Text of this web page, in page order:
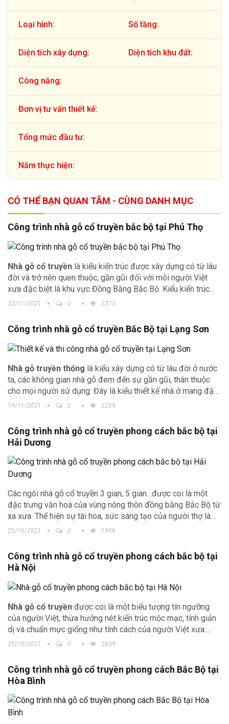
Loại hình: Số tầng:
Diện tích xây dựng: Diện tích khu đất:
Công năng:
Đơn vị tư vấn thiết kế:
Tổng mức đầu tư:
Năm thực hiện:
CÓ THỂ BẠN QUAN TÂM - CÙNG DANH MỤC
Công trình nhà gỗ cổ truyền bắc bộ tại Phú Thọ
Nhà gỗ cổ truyền là kiểu kiến trúc được xây dựng có từ lâu
đời và trở nên quen thuộc, gần gũi đối với mỗi người Việt
xưa đặc biệt là khu vực Đồng Bằng Bắc Bộ. Kiểu kiến trúc
này mang đậm bản sắc văn hóa của người Việt, nhắc nhở
thiệu với quý vị một mẫu
nhà gỗ cổ truyền
với nhiều nét đẹp
độc đáo tại Phú Thọ.
22/11/2021 0 2373
Công trình nhà gỗ cổ truyền Bắc Bộ tại Lạng Sơn
Nhà gỗ truyền thống là kiểu xây dựng có từ lâu đời ở nước
ta, các không gian nhà gỗ đem đến sự gần gũi, thân thuộc
cho mọi người sử dụng. Đây là kiểu thiết kế nhà ở mang đậm
bản sắc văn hóa của người Việt chúng ta. Chúng tôi sẽ giới
19/11/2021 0 2209
Công trình nhà gỗ cổ truyền phong cách bắc bộ tại
Hải Dương
Các ngôi nhà gỗ cổ truyền 3 gian, 5 gian…được coi là một
đặc trưng văn hoá của vùng nông thôn đồng bằng Bắc Bộ từ
xa xưa. Thể hiện sự tài hoa, sức sáng tạo của người thợ làm
nhà gỗ, gửi gắm những thông điệp về việc gìn giữ một nền
cấp của gia chủ. Hãy cùng chiêm ngưỡng công trình
nhà gỗ
cổ truyền tại Hải Dương để hiểu về những giá trị của nền
văn hóa kiến trúc cổ xưa.
25/10/2021 0 1906
Công trình nhà gỗ cổ truyền phong cách bắc bộ tại
Hà Nội
Nhà gỗ cổ truyền được coi là một biểu tượng tín ngưỡng
của người Việt, thừa hưởng nét kiến trúc mộc mạc, tính giản
dị và chuẩn mực giống như tính cách của người Việt xưa.
Ngày nay tuy những ngôi
nhà gỗ cổ truyền
ngôi nhà vẫn giữ được tinh hoa trong thiết kế nhà gỗ cổ của
người Việt từ xưa để lại. Để con cháu đời sau có thể tìm hiểu,
tự hào về ông cha và biết được sự phát triển của nền kiến
trúc xưa.
25/10/2021 0 2039
Công trình nhà gỗ cổ truyền phong cách Bắc Bộ tại
Hòa Bình